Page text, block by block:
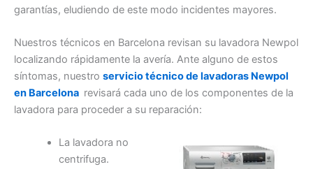
garantías, eludiendo de este modo incidentes mayores.
Nuestros técnicos en Barcelona revisan su lavadora Newpol
localizando rápidamente la avería. Ante alguno de estos
síntomas, nuestro servicio técnico de lavadoras Newpol
en Barcelona revisará cada uno de los componentes de la
lavadora para proceder a su reparación:
La lavadora no
centrifuga.